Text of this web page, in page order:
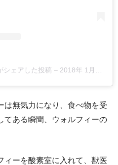
シェアした投稿 – 2018年 1月月24日午前8時49分PST
は無気力になり、食べ物を受
てある瞬間、ウォルフィーの
ィーを酸素室に入れて、獣医